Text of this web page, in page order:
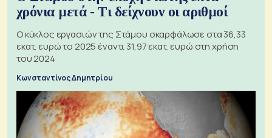
χρόνια μετά - Τι δείχνουν οι αριθμοί
Ο κύκλος εργασιών της Στάμου σκαρφάλωσε στα 36,33
εκατ. ευρώ το 2025 έναντι 31,97 εκατ. ευρώ στη χρήση
του 2024
Κωνσταντίνος Δημητρίου